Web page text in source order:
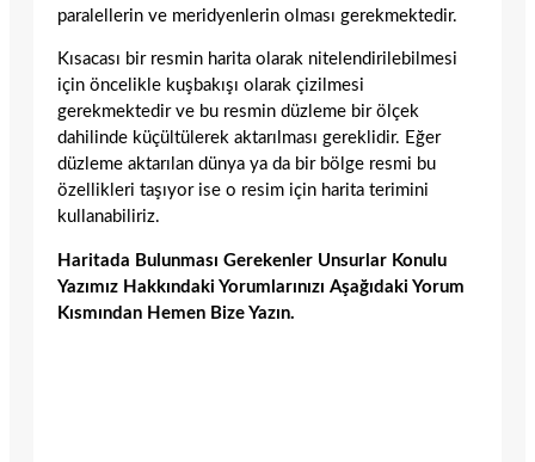
paralellerin ve meridyenlerin olması gerekmektedir.
Kısacası bir resmin harita olarak nitelendirilebilmesi
için öncelikle kuşbakışı olarak çizilmesi
gerekmektedir ve bu resmin düzleme bir ölçek
dahilinde küçültülerek aktarılması gereklidir. Eğer
düzleme aktarılan dünya ya da bir bölge resmi bu
özellikleri taşıyor ise o resim için harita terimini
kullanabiliriz.
Haritada Bulunması Gerekenler Unsurlar Konulu
Yazımız Hakkındaki Yorumlarınızı Aşağıdaki Yorum
Kısmından Hemen Bize Yazın.